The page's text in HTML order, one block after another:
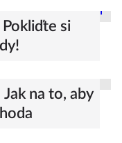
si
na to, aby